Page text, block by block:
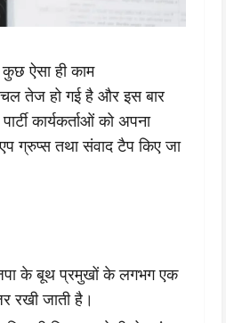
ऐसा ही काम
तेज हो गई है और इस बार
कार्यकर्ताओं को अपना
ग्रुप्स तथा संवाद टैप किए जा
के बूथ प्रमुखों के लगभग एक
रखी जाती है।